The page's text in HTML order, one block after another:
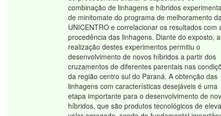
combinação de linhagens e híbridos
de minitomate do programa de melhoramento
UNICENTRO e correlacionar os resultados com
procedência das linhagens. Diante do exposto, a
realização destes experimentos permitiu o
desenvolvimento de novos híbridos a partir dos
cruzamentos de diferentes parentais nas
da região centro sul do Paraná. A obtenção das
linhagens com características desejáveis é uma
etapa importante para o desenvolvimento de
híbridos, que são produtos tecnológicos de